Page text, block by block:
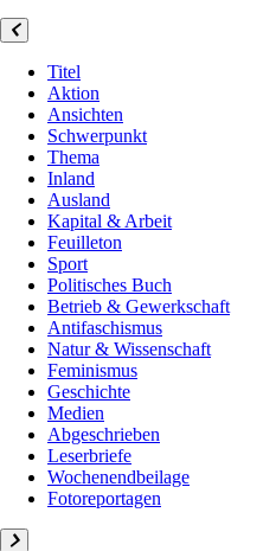
Titel
Aktion
Ansichten
Schwerpunkt
Thema
Inland
Ausland
Kapital & Arbeit
Feuilleton
Sport
Politisches Buch
Betrieb & Gewerkschaft
Antifaschismus
Natur & Wissenschaft
Feminismus
Geschichte
Medien
Abgeschrieben
Leserbriefe
Wochenendbeilage
Fotoreportagen